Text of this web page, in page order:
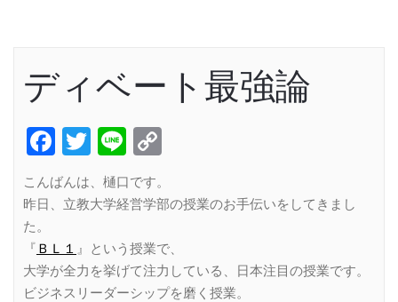
ディベート最強論
Facebook
Twitter
Line
こんばんは、樋口です。
昨日、立教大学経営学部の授業のお手伝いをしてきまし
た。
『 ＢＬ１ 』という授業で、
大学が全力を挙げて注力している、日本注目の授業です。
ビジネスリーダーシップを磨く授業。